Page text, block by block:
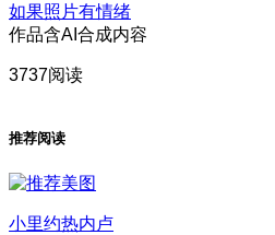
如果照片有情绪
作品含AI合成内容
3737阅读
推荐阅读
小里约热内卢